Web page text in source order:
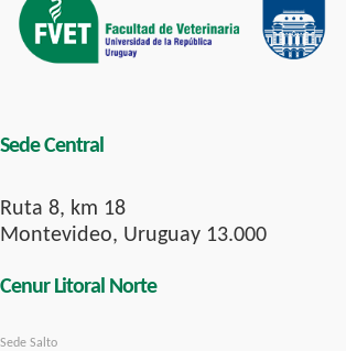
Sede Central
Ruta 8, km 18
Montevideo, Uruguay 13.000
Cenur Litoral Norte
Sede Salto